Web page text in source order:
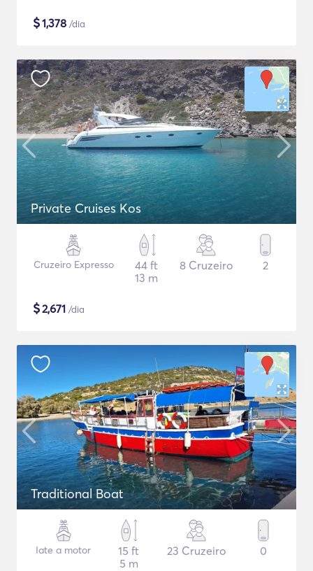
$1,378 /dia
Private Cruises Kos
Cruzeiro Expresso
44 ft
13 m
8 Cruzeiro 2
$2,671 /dia
Traditional Boat
Iate a motor
15 ft
5 m
23 Cruzeiro 0